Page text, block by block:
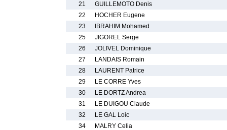
21
GUILLEMOTO Denis
22
HOCHER Eugene
23
IBRAHIM Mohamed
25
JIGOREL Serge
26
JOLIVEL Dominique
27
LANDAIS Romain
28
LAURENT Patrice
29
LE CORRE Yves
30
LE DORTZ Andrea
31
LE DUIGOU Claude
32
LE GAL Loic
34
MALRY Celia